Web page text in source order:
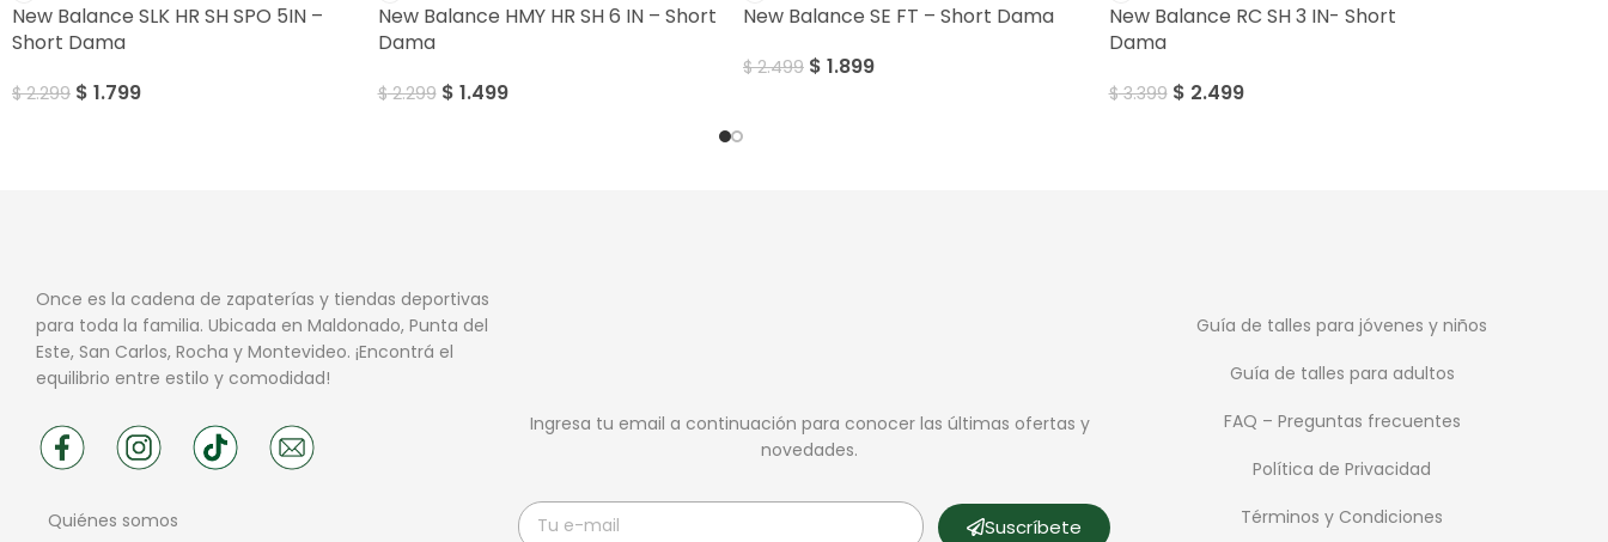
New Balance SLK HR SH SPO 5IN –
Short Dama
$2.299 $ 1.799
New Balance HMY HR SH 6 IN – Short
Dama
$2.299 $ 1.499
New Balance SE FT – Short Dama
$2.499 $ 1.899
New Balance RC SH 3 IN- Short
Dama
$3.399 $ 2.499
Once es la cadena de zapaterías y tiendas deportivas
para toda la familia. Ubicada en Maldonado, Punta del
Este, San Carlos, Rocha y Montevideo. ¡Encontrá el
equilibrio entre estilo y comodidad!
Quiénes somos
Ingresa tu email a continuación para conocer las últimas ofertas y
novedades.
Suscríbete
Guía de talles para jóvenes y niños
Guía de talles para adultos
FAQ – Preguntas frecuentes
Política de Privacidad
Términos y Condiciones